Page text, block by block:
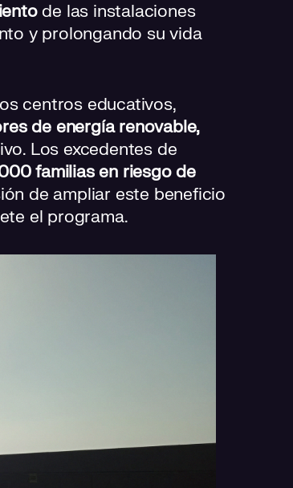
de las instalaciones
y prolongando su vida
centros educativos,
de energía renovable,
Los excedentes de
familias en riesgo de
de ampliar este beneficio
el programa.